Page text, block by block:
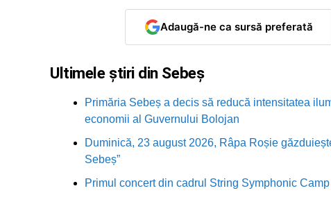
Adaugă-ne ca sursă preferată
Ultimele știri din Sebeș
Primăria Sebeș a decis să reducă intensitatea
economii al Guvernului Bolojan
Duminică, 23 august 2026, Râpa Roșie
Sebeș”
Primul concert din cadrul String Symphonic